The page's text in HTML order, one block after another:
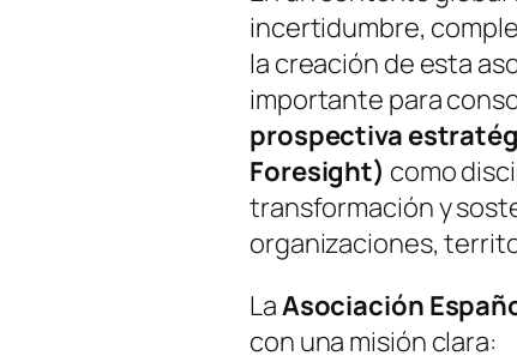
incertidumbre,
la creación de esta
importante para
prospectiva
Foresight) como
transformación y
organizaciones,
LaAsociación
con una misión clara: